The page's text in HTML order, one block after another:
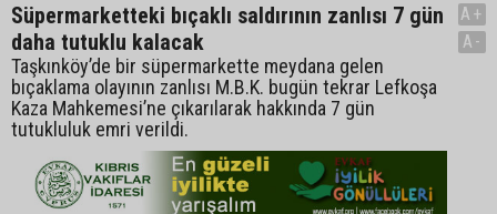
Süpermarketteki bıçaklı saldırının zanlısı 7 gün
daha tutuklu kalacak
Taşkınköy’de bir süpermarkette meydana gelen
bıçaklama olayının zanlısı M.B.K. bugün tekrar Lefkoşa
Kaza Mahkemesi’ne çıkarılarak hakkında 7 gün
tutukluluk emri verildi.
A+
A-